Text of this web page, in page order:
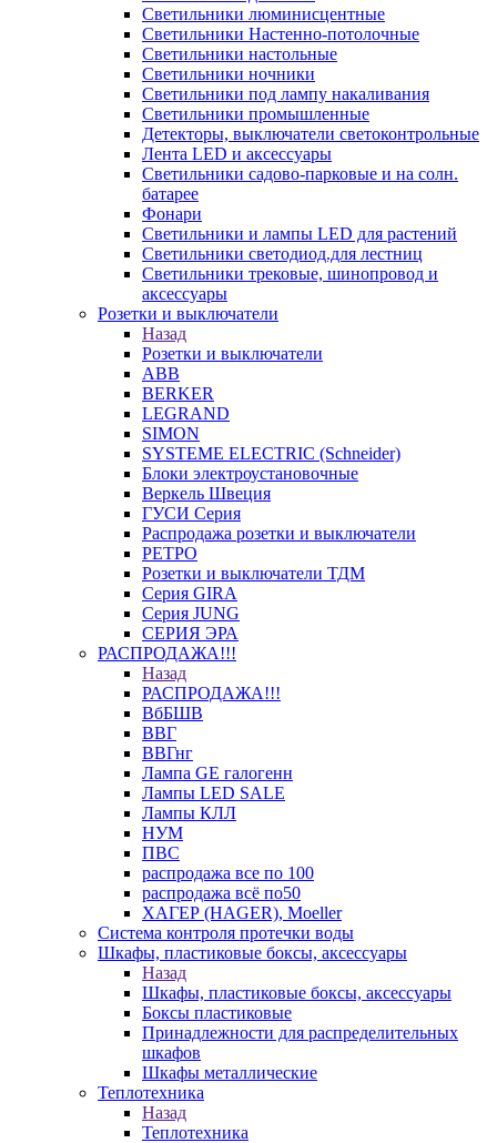
Светильники люминисцентные
Светильники Настенно-потолочные
Светильники настольные
Светильники ночники
Светильники под лампу накаливания
Светильники промышленные
Детекторы, выключатели светоконтрольные
Лента LED и аксессуары
Светильники садово-парковые и на солн.
батарее
Фонари
Светильники и лампы LED для растений
Светильники светодиод.для лестниц
Светильники трековые, шинопровод и
аксессуары
Розетки и выключатели
Назад
Розетки и выключатели
ABB
BERKER
LEGRAND
SIMON
SYSTEME ELECTRIC (Schneider)
Блоки электроустановочные
Веркель Швеция
ГУСИ Серия
Распродажа розетки и выключатели
РЕТРО
Розетки и выключатели ТДМ
Серия GIRA
Серия JUNG
СЕРИЯ ЭРА
РАСПРОДАЖА!!!
Назад
РАСПРОДАЖА!!!
ВбБШВ
ВВГ
ВВГнг
Лампа GE галогенн
Лампы LED SALE
Лампы КЛЛ
НУМ
ПВС
распродажа все по 100
распродажа всё по50
ХАГЕР (HAGER), Moeller
Система контроля протечки воды
Шкафы, пластиковые боксы, аксессуары
Назад
Шкафы, пластиковые боксы, аксессуары
Боксы пластиковые
Принадлежности для распределительных
шкафов
Шкафы металлические
Теплотехника
Назад
Теплотехника